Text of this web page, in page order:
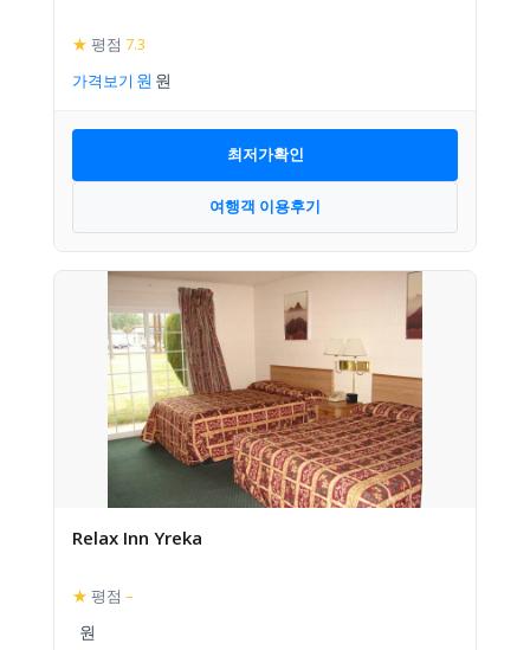
★ 평점 7.3
가격보기
최저가확인
여행객 이용후기
Relax Inn Yreka
★ 평점 –